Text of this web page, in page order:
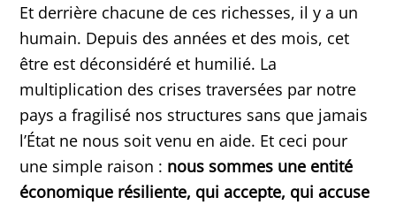
Et derrière chacune de ces richesses, il y a un
humain. Depuis des années et des mois, cet
être est déconsidéré et humilié. La
multiplication des crises traversées par notre
pays a fragilisé nos structures sans que jamais
l’État ne nous soit venu en aide. Et ceci pour
une simple raison : nous sommes une entité
économique résiliente, qui accepte, qui accuse